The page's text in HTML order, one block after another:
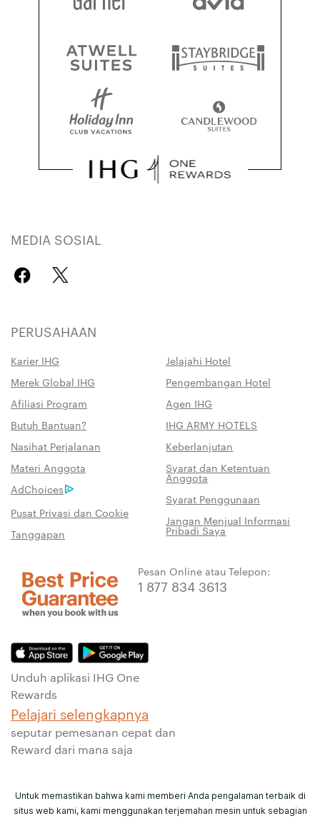
MEDIA SOSIAL
PERUSAHAAN
Karier IHG
Jelajahi Hotel
Merek Global IHG
Pengembangan Hotel
Afiliasi Program
Agen IHG
Butuh Bantuan?
IHG ARMY HOTELS
Nasihat Perjalanan
Keberlanjutan
Materi Anggota
Syarat dan Ketentuan
Anggota
AdChoices
Syarat Penggunaan
Pusat Privasi dan Cookie
Jangan Menjual Informasi
Pribadi Saya
Tanggapan
Pesan Online atau Telepon:
1 877 834 3613
Unduh aplikasi IHG One
Rewards
Pelajari selengkapnya
seputar pemesanan cepat dan
Reward dari mana saja
Untuk memastikan bahwa kami memberi Anda pengalaman terbaik di
situs web kami, kami menggunakan terjemahan mesin untuk sebagian